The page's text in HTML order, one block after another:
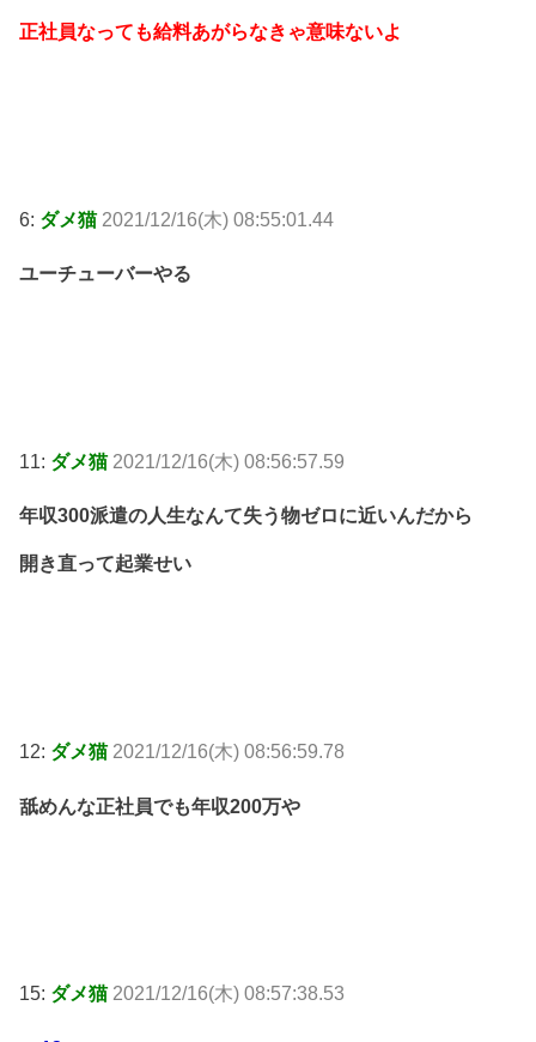
正社員なっても給料あがらなきゃ意味ないよ
6: ダメ猫 2021/12/16(木) 08:55:01.44
ユーチューバーやる
11: ダメ猫 2021/12/16(木) 08:56:57.59
年収300派遣の人生なんて失う物ゼロに近いんだから
開き直って起業せい
12: ダメ猫 2021/12/16(木) 08:56:59.78
舐めんな正社員でも年収200万や
15: ダメ猫 2021/12/16(木) 08:57:38.53